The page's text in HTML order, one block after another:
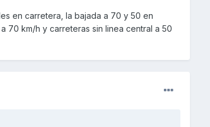
en carretera, la bajada a 70 y 50 en
70 km/h y carreteras sin linea central a 50